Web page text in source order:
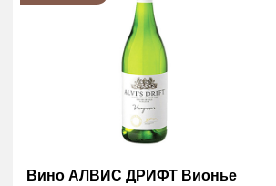
Вино АЛВИС ДРИФТ Вионье